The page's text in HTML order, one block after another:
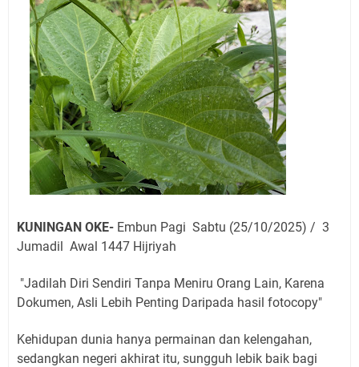
Agustus 2026, Daging Naik, Telur Turun
Agenda Kegiatan Bupati Kuningan Jumat 7 Agustus
2026 Ada Tiga, Tapi yang Bakal Dihadiri Hanya Satu
Ini Empat Lokasi Samsat Keliling Kuningan Jumat 7
Agustus 2026
KUNINGAN OKE- Embun Pagi Sabtu (25/10/2025) / 3
Jumadil Awal 1447 Hijriyah
"Jadilah Diri Sendiri Tanpa Meniru Orang Lain, Karena
Dokumen, Asli Lebih Penting Daripada hasil fotocopy"
Kehidupan dunia hanya permainan dan kelengahan,
sedangkan negeri akhirat itu, sungguh lebik baik bagi